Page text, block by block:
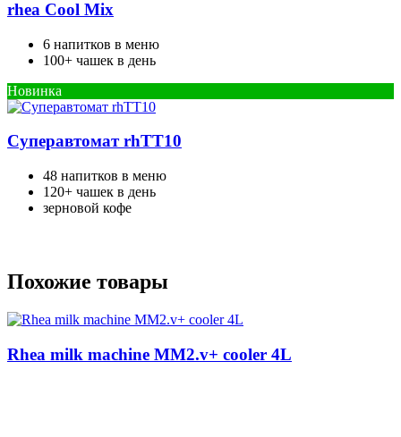
rhea Cool Mix
6 напитков в меню
100+ чашек в день
Новинка
Cуперавтомат rhTT10
48 напитков в меню
120+ чашек в день
зерновой кофе
Похожие товары
Rhea milk machine MM2.v+ cooler 4L